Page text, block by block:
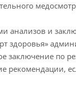
анализов и
здоровья»
по
рекомендации,